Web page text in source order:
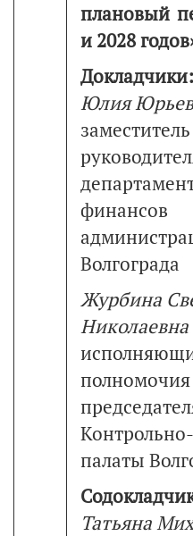
плановый
и 2028
Докладчики:
Юлия
заместитель
финансов
Волгограда
Журбина
Николаевна
полномочия
палаты
Татьяна